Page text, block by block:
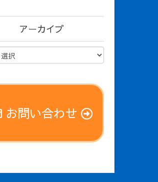
アーカイブ
お問い合わせ